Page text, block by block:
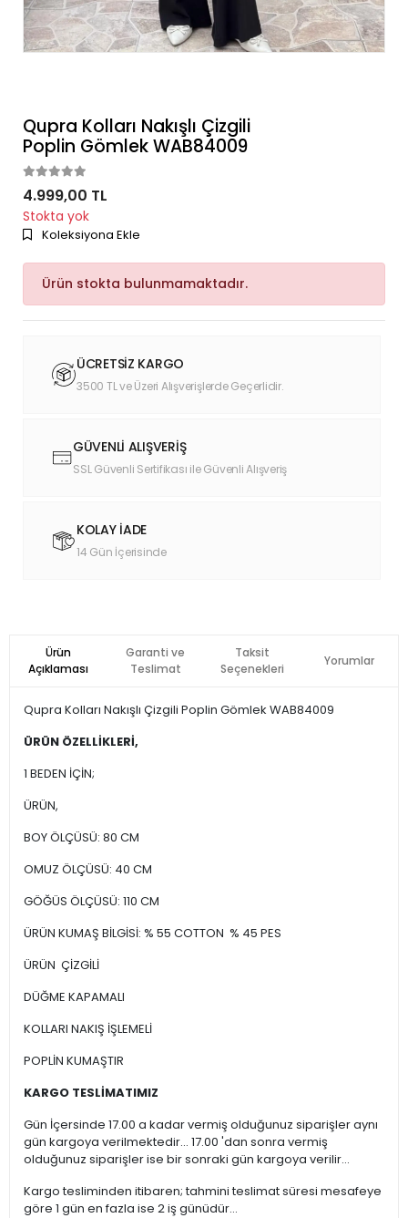
Qupra Kolları Nakışlı Çizgili
Poplin Gömlek WAB84009
4.999,00 TL
Stokta yok
Koleksiyona Ekle
Ürün stokta bulunmamaktadır.
ÜCRETSİZ KARGO
3500 TL ve Üzeri Alışverişlerde Geçerlidir.
GÜVENLİ ALIŞVERİŞ
SSL Güvenli Sertifikası ile Güvenli Alışveriş
KOLAY İADE
14 Gün İçerisinde
Ürün
Açıklaması
Garanti ve
Teslimat
Taksit
Seçenekleri
Yorumlar
Qupra Kolları Nakışlı Çizgili Poplin Gömlek WAB84009
ÜRÜN ÖZELLİKLERİ,
1 BEDEN İÇİN;
ÜRÜN,
BOY ÖLÇÜSÜ: 80 CM
OMUZ ÖLÇÜSÜ: 40 CM
GÖĞÜS ÖLÇÜSÜ: 110 CM
ÜRÜN KUMAŞ BİLGİSİ: % 55 COTTON % 45 PES
ÜRÜN ÇİZGİLİ
DÜĞME KAPAMALI
KOLLARI NAKIŞ İŞLEMELİ
POPLİN KUMAŞTIR
KARGO TESLİMATIMIZ
Gün İçersinde 17.00 a kadar vermiş olduğunuz siparişler aynı
gün kargoya verilmektedir... 17.00 'dan sonra vermiş
olduğunuz siparişler ise bir sonraki gün kargoya verilir...
Kargo tesliminden itibaren; tahmini teslimat süresi mesafeye
göre 1 gün en fazla ise 2 iş günüdür...